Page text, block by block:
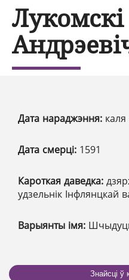
Дата нараджэння:
Дата смерці: 1591
Кароткая даведка:
удзельнік Інфлянцкай
Варыянты імя:
Знайсці ў